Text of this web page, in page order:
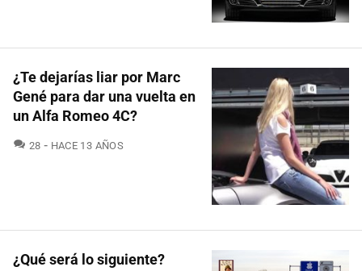
¿Te dejarías liar por Marc
Gené para dar una vuelta en
un Alfa Romeo 4C?
28 COMENTARIOS
HACE 13 AÑOS
¿Qué será lo siguiente?